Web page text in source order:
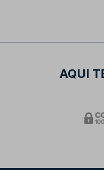
AQUI